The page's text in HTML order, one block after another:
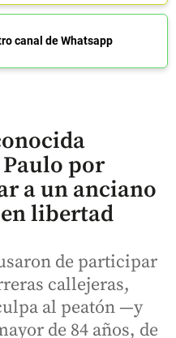
canal de Whatsapp
por
a un anciano
libertad
de participar
callejeras,
al peatón —y
de 84 años, de